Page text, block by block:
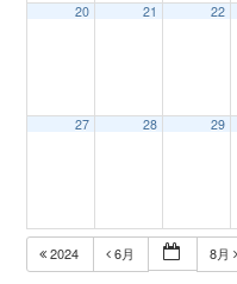
20 21 22
27 28 29
2024 6月 8月